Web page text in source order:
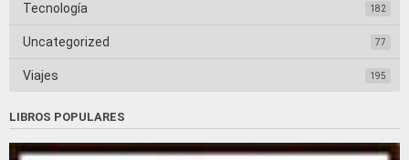
Tecnología 182
Uncategorized 77
Viajes 195
LIBROS POPULARES